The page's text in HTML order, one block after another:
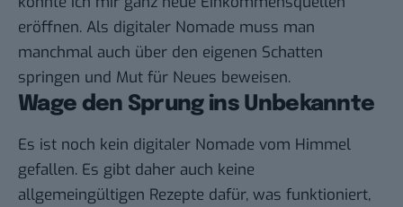
eröffnen. Als digitaler Nomade muss man
manchmal auch über den eigenen Schatten
springen und Mut für Neues beweisen.
Wage den Sprung ins Unbekannte
Es ist noch kein digitaler Nomade vom Himmel
gefallen. Es gibt daher auch keine
allgemeingültigen Rezepte dafür, was funktioniert,